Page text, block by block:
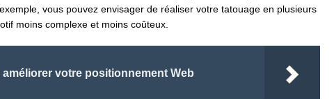
vous pouvez envisager de réaliser votre tatouage en plusieurs
moins complexe et moins coûteux.
votre positionnement Web